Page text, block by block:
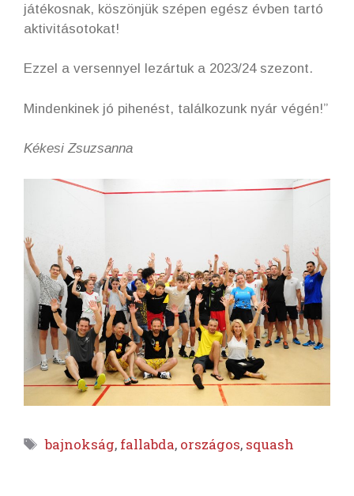
játékosnak, köszönjük szépen egész évben tartó
aktivitásotokat!
Ezzel a versennyel lezártuk a 2023/24 szezont.
Mindenkinek jó pihenést, találkozunk nyár végén!”
Kékesi Zsuzsanna
Címkék
bajnokság, fallabda, országos, squash